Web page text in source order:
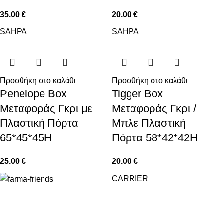
35.00 € 20.00 €
SAHPA
Προσθήκη στο καλάθι
Penelope Box
Μεταφοράς Γκρι με
Πλαστική Πόρτα
65*45*45H
25.00 €
SAHPA
Προσθήκη στο καλάθι
Tigger Box
Μεταφοράς Γκρι /
Μπλε Πλαστική
Πόρτα 58*42*42H
20.00 €
CARRIER